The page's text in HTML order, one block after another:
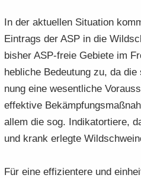
In der ak­tu­el­len Si­tua­ti­on
Ein­trags der ASP in die
bis­her ASP-​freie Ge­bie­te im
heb­li­che Be­deu­tung zu, da
nung eine we­sent­li­che
ef­fek­ti­ve
allem die sog. In­di­ka­tor­tie­re,
und krank er­leg­te
Für eine ef­fi­zi­en­te­re und